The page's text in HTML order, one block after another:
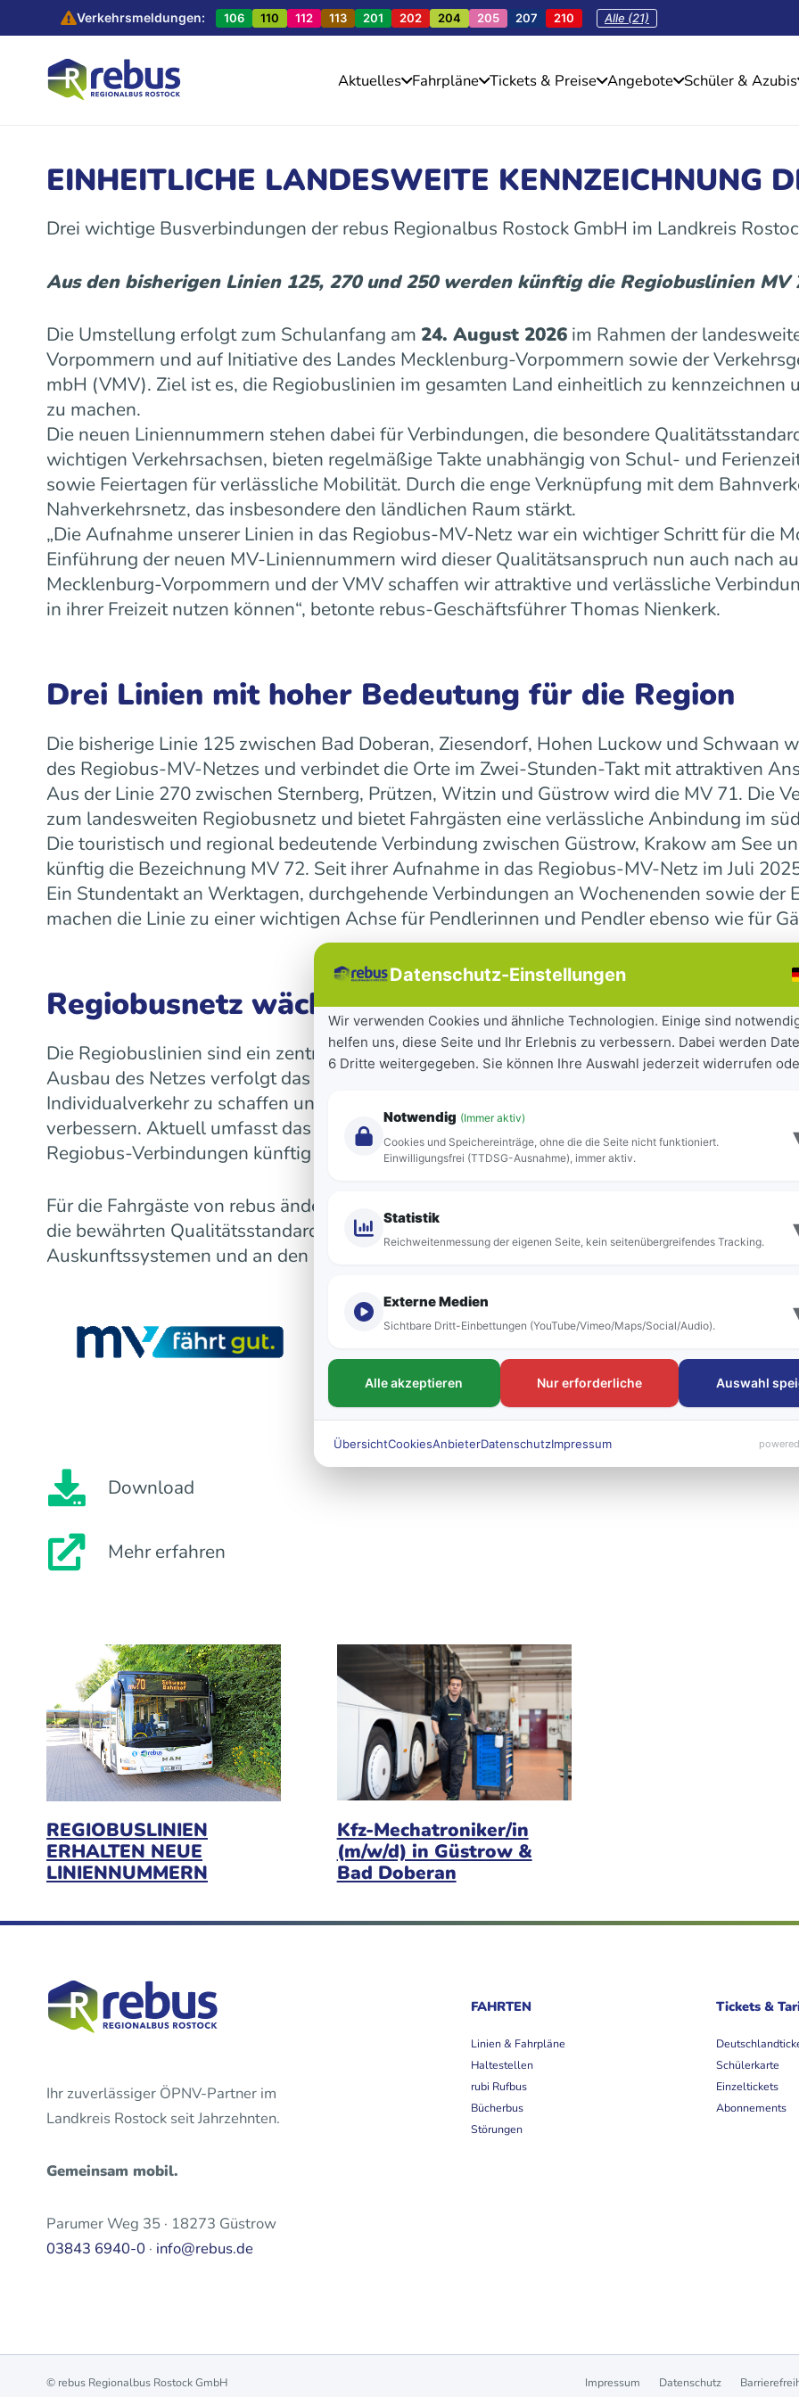
Verkehrsmeldungen: 106 110 112 113 201 202 204 205 207 210 Alle (21)
Aktuelles Fahrpläne Tickets & Preise Angebote Schüler & Azubis
EINHEITLICHE LANDESWEITE KENNZEICHNUNG
Drei wichtige Busverbindungen der rebus Regionalbus Rostock GmbH im Landkreis
Aus den bisherigen Linien 125, 270 und 250 werden künftig die Regiobuslinien MV
Die Umstellung erfolgt zum Schulanfang am 24. August 2026 im Rahmen der
Vorpommern und auf Initiative des Landes Mecklenburg-Vorpommern sowie der
mbH (VMV). Ziel ist es, die Regiobuslinien im gesamten Land einheitlich zu kennzeichnen
zu machen.
Die neuen Liniennummern stehen dabei für Verbindungen, die besondere
wichtigen Verkehrsachsen, bieten regelmäßige Takte unabhängig von Schul- und
sowie Feiertagen für verlässliche Mobilität. Durch die enge Verknüpfung mit dem
Nahverkehrsnetz, das insbesondere den ländlichen Raum stärkt.
„Die Aufnahme unserer Linien in das Regiobus-MV-Netz war ein wichtiger Schritt für die
Einführung der neuen MV-Liniennummern wird dieser Qualitätsanspruch nun auch nach
Mecklenburg-Vorpommern und der VMV schaffen wir attraktive und verlässliche
in ihrer Freizeit nutzen können“, betonte rebus-Geschäftsführer Thomas Nienkerk.
Drei Linien mit hoher Bedeutung für die Region
Die bisherige Linie 125 zwischen Bad Doberan, Ziesendorf, Hohen Luckow und Schwaan
des Regiobus-MV-Netzes und verbindet die Orte im Zwei-Stunden-Takt mit attraktiven
Aus der Linie 270 zwischen Sternberg, Prützen, Witzin und Güstrow wird die MV 71. Die
zum landesweiten Regiobusnetz und bietet Fahrgästen eine verlässliche Anbindung im
Die touristisch und regional bedeutende Verbindung zwischen Güstrow, Krakow am See
künftig die Bezeichnung MV 72. Seit ihrer Aufnahme in das Regiobus-MV-Netz im Juli
Ein Stundentakt an Werktagen, durchgehende Verbindungen an Wochenenden sowie der
machen die Linie zu einer wichtigen Achse für Pendlerinnen und Pendler ebenso wie für
Regiobusnetz wächst landesweit weiter
Die Regiobuslinien sind ein zentraler Bestandteil der seit 2023 laufenden
Ausbau des Netzes verfolgt das Land das Ziel, Städte und Gemeinden besser
Individualverkehr zu schaffen und die Mobilität für Bürgerinnen und Bürger sowie
verbessern. Aktuell umfasst das landesweite Netz 16 Regiobuslinien. Die neuen MV-
Regiobus-Verbindungen künftig auf einen Blick zu erkennen.
Für die Fahrgäste von rebus ändert sich mit der Umstellung vor allem die Bezeichnung
die bewährten Qualitätsstandards bleiben bestehen. Die neuen Liniennummern werden
Auskunftssystemen und an den Fahrzeugen sichtbar sein.
Download
Mehr erfahren
REGIOBUSLINIEN
ERHALTEN NEUE
LINIENNUMMERN
Kfz-Mechatroniker/in
(m/w/d) in Güstrow &
Bad Doberan
Ihr zuverlässiger ÖPNV-Partner im
Landkreis Rostock seit Jahrzehnten.
Gemeinsam mobil.
Parumer Weg 35 · 18273 Güstrow
03843 6940-0 · info@rebus.de
FAHRTEN
Linien & Fahrpläne
Haltestellen
rubi Rufbus
Bücherbus
Störungen
Tickets &
Schülerkarte
Einzeltickets
Abonnements
© rebus Regionalbus Rostock GmbH Impressum Datenschutz
Datenschutz-Einstellungen
Wir verwenden Cookies und ähnliche Technologien. Einige sind
helfen uns, diese Seite und Ihr Erlebnis zu verbessern. Dabei werden
6 Dritte weitergegeben. Sie können Ihre Auswahl jederzeit widerrufen
Notwendig (Immer aktiv)
Cookies und Speichereinträge, ohne die die Seite nicht funktioniert.
Einwilligungsfrei (TTDSG-Ausnahme), immer aktiv.
Statistik
Reichweitenmessung der eigenen Seite, kein seitenübergreifendes Tracking.
Externe Medien
Sichtbare Dritt-Einbettungen (YouTube/Vimeo/Maps/Social/Audio).
Alle akzeptieren Nur erforderliche Auswahl
ÜbersichtCookiesAnbieterDatenschutzImpressum